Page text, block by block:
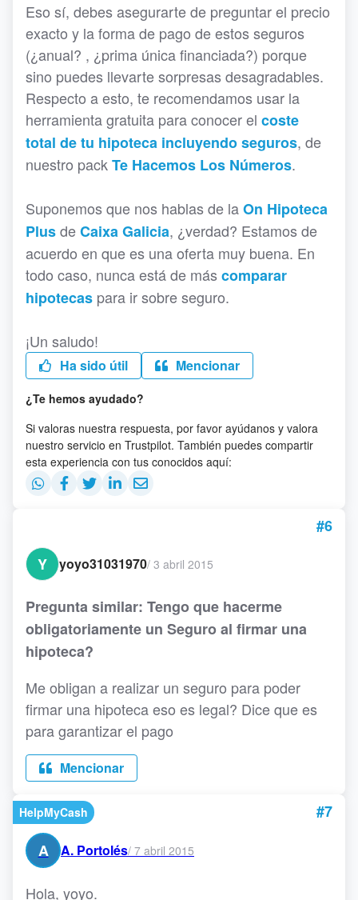
Eso sí, debes asegurarte de preguntar el precio
exacto y la forma de pago de estos seguros
(¿anual? , ¿prima única financiada?) porque
sino puedes llevarte sorpresas desagradables.
Respecto a esto, te recomendamos usar la
herramienta gratuita para conocer el coste
total de tu hipoteca incluyendo seguros, de
nuestro packTe Hacemos Los Números.
Suponemos que nos hablas de laOn Hipoteca
PlusdeCaixa Galicia, ¿verdad? Estamos de
acuerdo en que es una oferta muy buena. En
todo caso, nunca está de más comparar
hipotecas para ir sobre seguro.
¡Un saludo!
Ha sido útil Mencionar
¿Te hemos ayudado?
Si valoras nuestra respuesta, por favor ayúdanos y valora
nuestro servicio en Trustpilot. También puedes compartir
esta experiencia con tus conocidos aquí:
#6
Y
yoyo31031970/ 3 abril 2015
Pregunta similar: Tengo que hacerme
obligatoriamente un Seguro al firmar una
hipoteca?
Me obligan a realizar un seguro para poder
firmar una hipoteca eso es legal? Dice que es
para garantizar el pago
Mencionar
HelpMyCash
#7
A
A. Portolés/ 7 abril 2015
Hola, yoyo.